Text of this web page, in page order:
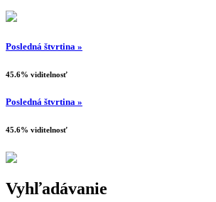
Posledná štvrtina »
45.6% viditelnosť
Posledná štvrtina »
45.6% viditelnosť
Vyhľadávanie